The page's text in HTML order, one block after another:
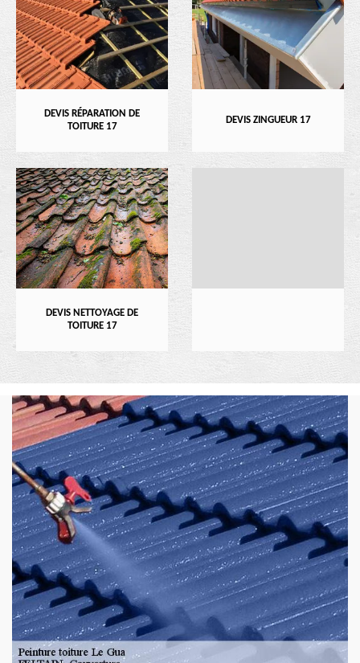
DEVIS RÉPARATION DE
TOITURE 17
DEVIS ZINGUEUR 17
DEVIS NETTOYAGE DE
TOITURE 17